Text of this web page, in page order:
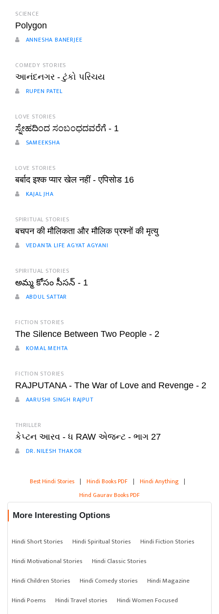
SCIENCE
Polygon
ANNESHA BANERJEE
COMEDY STORIES
આનંદનગર - ટુંકો પરિચય
RUPEN PATEL
LOVE STORIES
ಸ್ನೇಹದಿಂದ ಸಂಬಂಧದವರೆಗೆ - 1
SAMEEKSHA
LOVE STORIES
बर्बाद इश्क प्यार खेल नहीं - एपिसोड 16
KAJAL JHA
SPIRITUAL STORIES
बचपन की मौलिकता और मौलिक प्रश्नों की मृत्यु
VEDANTA LIFE AGYAT AGYANI
SPIRITUAL STORIES
అమ్మ కోసం సీసన్ - 1
ABDUL SATTAR
FICTION STORIES
The Silence Between Two People - 2
KOMAL MEHTA
FICTION STORIES
RAJPUTANA - The War of Love and Revenge - 2
AARUSHI SINGH RAJPUT
THRILLER
કેપ્ટન આરવ - ધ RAW એજન્ટ - ભાગ 27
DR. NILESH THAKOR
Best Hindi Stories | Hindi Books PDF | Hindi Anything |
Hind Gaurav Books PDF
More Interesting Options
Hindi Short Stories Hindi Spiritual Stories
Hindi Fiction Stories
Hindi Motivational Stories
Hindi Classic Stories
Hindi Children Stories
Hindi Comedy stories
Hindi Magazine
Hindi Poems
Hindi Travel stories
Hindi Women Focused